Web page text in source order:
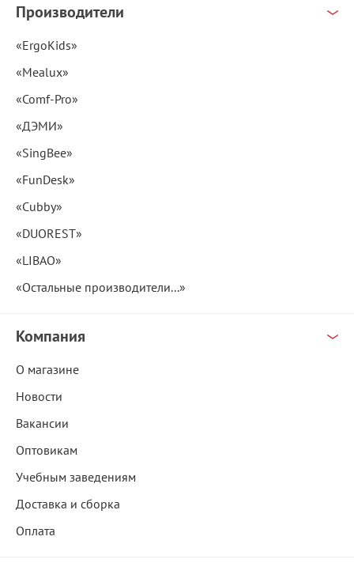
Производители
«ErgoKids»
«Mealux»
«Comf-Pro»
«ДЭМИ»
«SingBee»
«FunDesk»
«Cubby»
«DUOREST»
«LIBAO»
«Остальные производители...»
Компания
О магазине
Новости
Вакансии
Оптовикам
Учебным заведениям
Доставка и сборка
Оплата